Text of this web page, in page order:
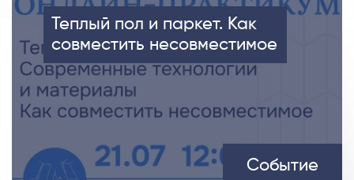
Теплый пол и паркет. Как
совместить несовместимое
Событие